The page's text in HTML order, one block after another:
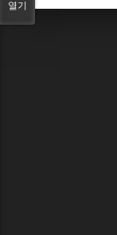
열기